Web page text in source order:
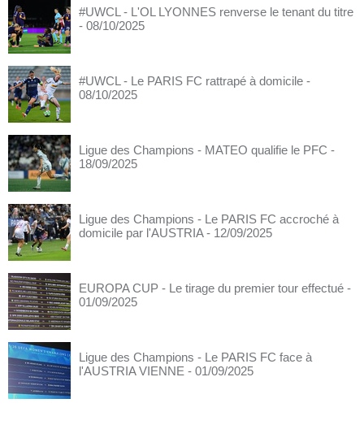
#UWCL - L'OL LYONNES renverse le tenant du titre
- 08/10/2025
#UWCL - Le PARIS FC rattrapé à domicile -
08/10/2025
Ligue des Champions - MATEO qualifie le PFC -
18/09/2025
Ligue des Champions - Le PARIS FC accroché à
domicile par l'AUSTRIA - 12/09/2025
EUROPA CUP - Le tirage du premier tour effectué -
01/09/2025
Ligue des Champions - Le PARIS FC face à
l'AUSTRIA VIENNE - 01/09/2025